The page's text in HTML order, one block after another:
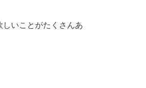
いことがたくさんあ